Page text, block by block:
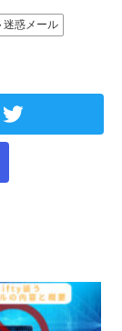
迷惑メール